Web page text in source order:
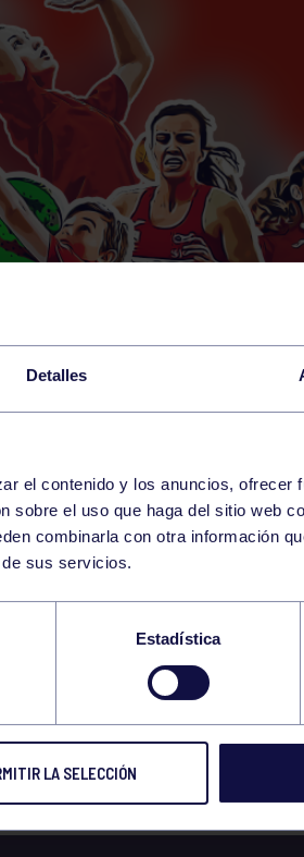
Detalles
el contenido y los anuncios, ofrecer
sobre el uso que haga del sitio web
combinarla con otra información
sus servicios.
Estadística
LA SELECCIÓN
SUNDAY
SEPTEMBER
10